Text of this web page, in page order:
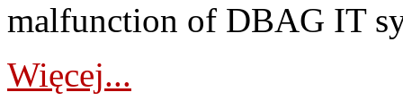
malfunction of DBAG IT
Więcej...